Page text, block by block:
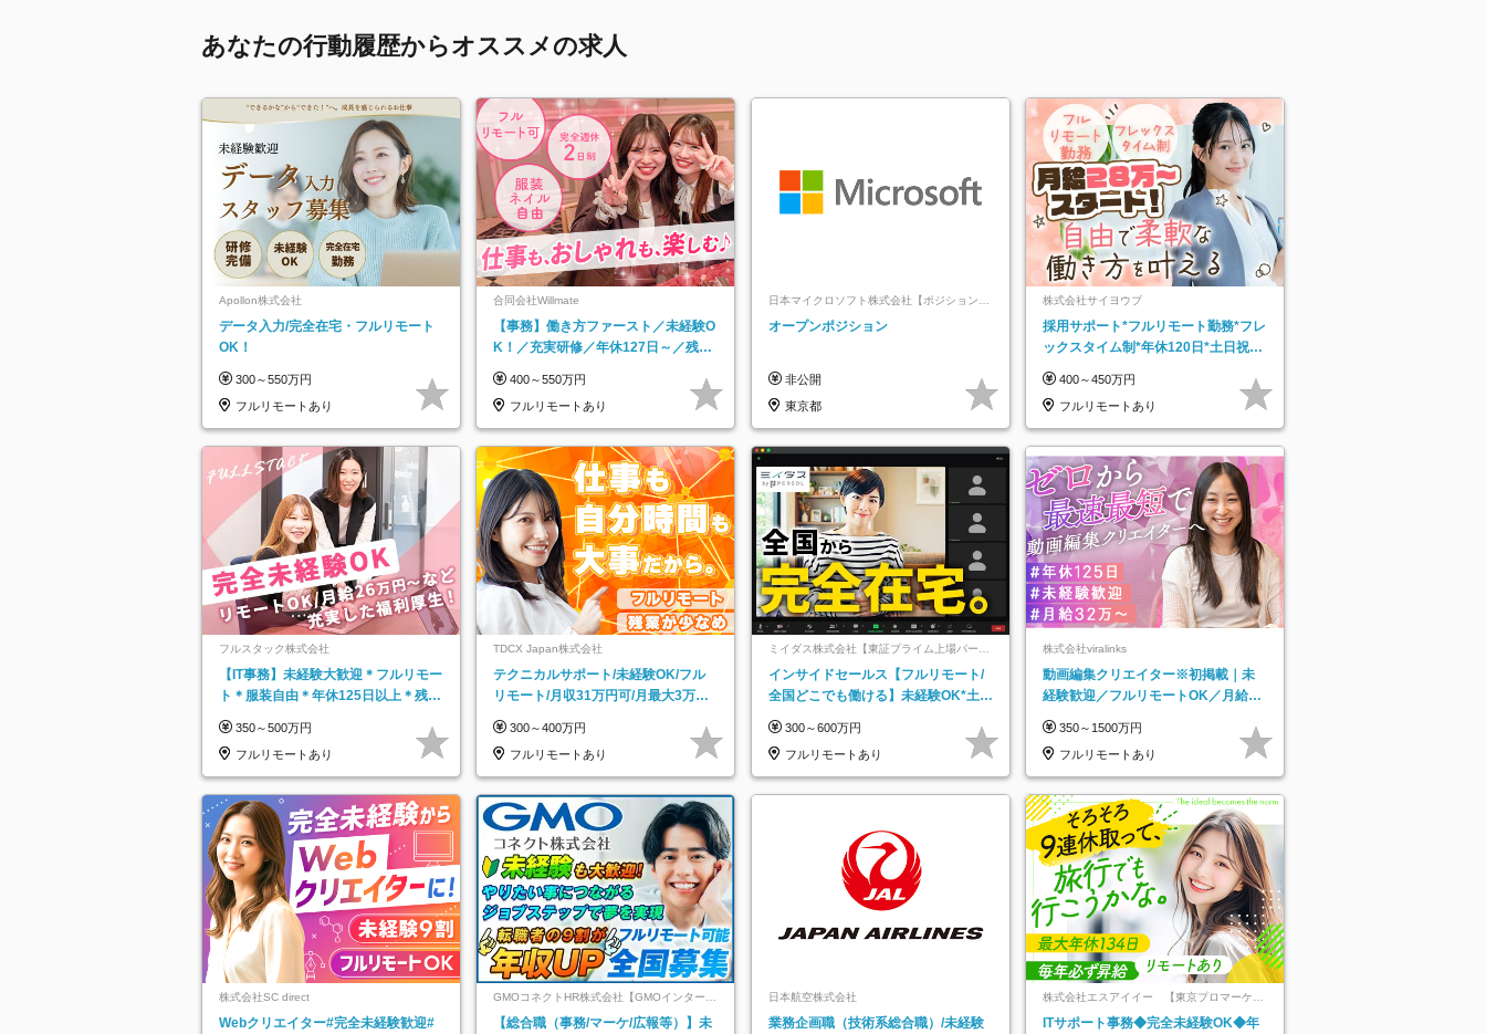
あなたの行動履歴からオススメの求人
Apollon株式会社
データ入力/完全在宅・フルリモート
OK！
300～550万円
フルリモートあり
合同会社Willmate
【事務】働き方ファースト／未経験O
K！／充実研修／年休127日～／残業
400～550万円
フルリモートあり
日本マイクロソフト株式会社【ポジションマ
ッチ登録】
オープンポジション
非公開
東京都
株式会社サイヨウブ
採用サポート*フルリモート勤務*フレ
ックスタイム制*年休120日*土日祝休
400～450万円
フルリモートあり
フルスタック株式会社
【IT事務】未経験大歓迎＊フルリモー
ト＊服装自由＊年休125日以上＊残業
350～500万円
フルリモートあり
TDCX Japan株式会社
テクニカルサポート/未経験OK/フル
リモート/月収31万円可/月最大3万の
300～400万円
フルリモートあり
ミイダス株式会社【東証プライム上場パーソ
インサイドセールス【フルリモート/
全国どこでも働ける】未経験OK*土日
300～600万円
フルリモートあり
株式会社viralinks
動画編集クリエイター※初掲載｜未
経験歓迎／フルリモートOK／月給32
350～1500万円
フルリモートあり
株式会社SC direct
Webクリエイター#完全未経験歓迎#
GMOコネクトHR株式会社【GMOインターネ
ットグループ】
【総合職（事務/マーケ/広報等）】未
日本航空株式会社
業務企画職（技術系総合職）/未経験
株式会社エスアイイー 【東京プロマーケッ
ITサポート事務◆完全未経験OK◆年